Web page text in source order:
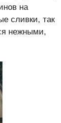
на
сливки, так
нежными,